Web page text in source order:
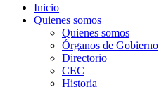
Inicio
Quienes somos
Quienes somos
Órganos de Gobierno
Directorio
CEC
Historia